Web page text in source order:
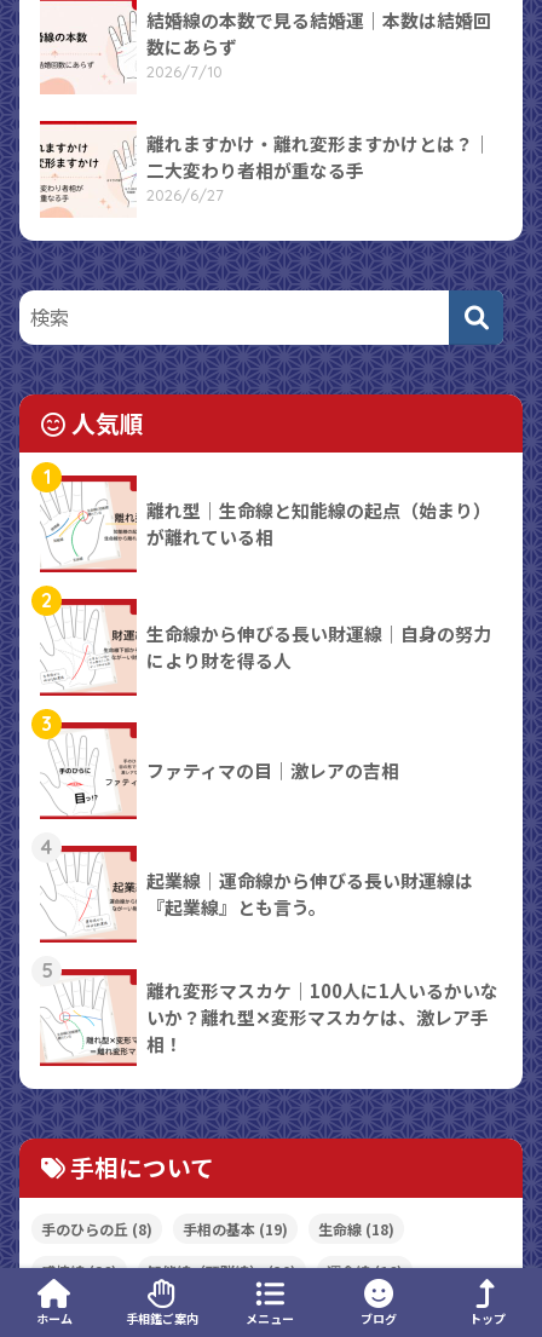
結婚線の本数で見る結婚運｜本数は結婚回
数にあらず
2026/7/10
離れますかけ・離れ変形ますかけとは？｜
二大変わり者相が重なる手
2026/6/27
人気順
1
離れ型｜生命線と知能線の起点（始まり）
が離れている相
2
生命線から伸びる長い財運線｜自身の努力
により財を得る人
3
ファティマの目｜激レアの吉相
4
起業線｜運命線から伸びる長い財運線は
『起業線』とも言う。
5
離れ変形マスカケ｜100人に1人いるかいな
いか？離れ型✕変形マスカケは、激レア手
相！
手相について
手のひらの丘 (8) 手相の基本 (19) 生命線 (18)
感情線(26) 知能線（頭脳線）(30) 運命線(16)
太陽線 財運線(8) 補助線(17) 結婚線(10)
ホーム 手相鑑ご案内 メニュー ブログ トップ